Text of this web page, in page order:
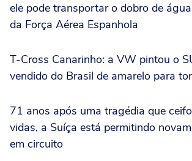
ele pode transportar o dobro de
da Força Aérea Espanhola
T-Cross Canarinho: a VW pintou o
vendido do Brasil de amarelo para
71 anos após uma tragédia que
vidas, a Suíça está permitindo
em circuito